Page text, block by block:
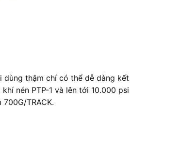
dùng thậm chí có thể dễ dàng kết
nén PTP-1 và lên tới 10.000 psi
TRACK.